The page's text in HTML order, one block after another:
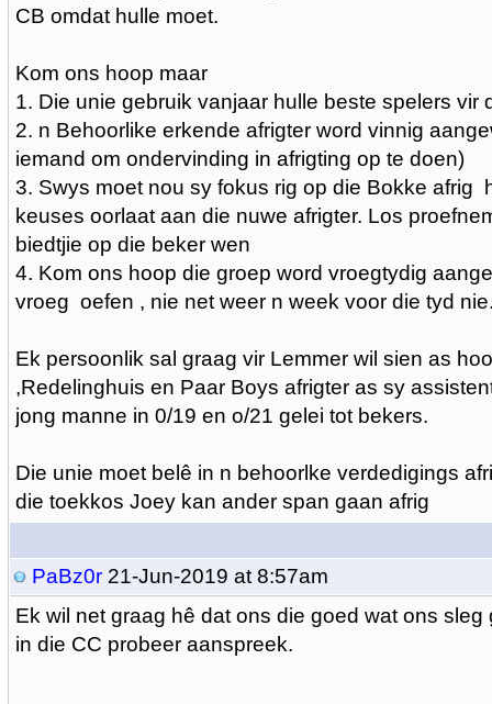
CB omdat hulle moet.
Kom ons hoop maar
1. Die unie gebruik vanjaar hulle beste spelers vir
2. n Behoorlike erkende afrigter word vinnig
iemand om ondervinding in afrigting op te doen)
3. Swys moet nou sy fokus rig op die Bokke afrig
keuses oorlaat aan die nuwe afrigter. Los
biedtjie op die beker wen
4. Kom ons hoop die groep word vroegtydig
vroeg oefen , nie net weer n week voor die tyd
Ek persoonlik sal graag vir Lemmer wil sien as
,Redelinghuis en Paar Boys afrigter as sy
jong manne in 0/19 en o/21 gelei tot bekers.
Die unie moet belê in n behoorlke verdedigings
die toekkos Joey kan ander span gaan afrig
PaBz0r21-Jun-2019 at 8:57am
Ek wil net graag hê dat ons die goed wat ons sleg
in die CC probeer aanspreek.